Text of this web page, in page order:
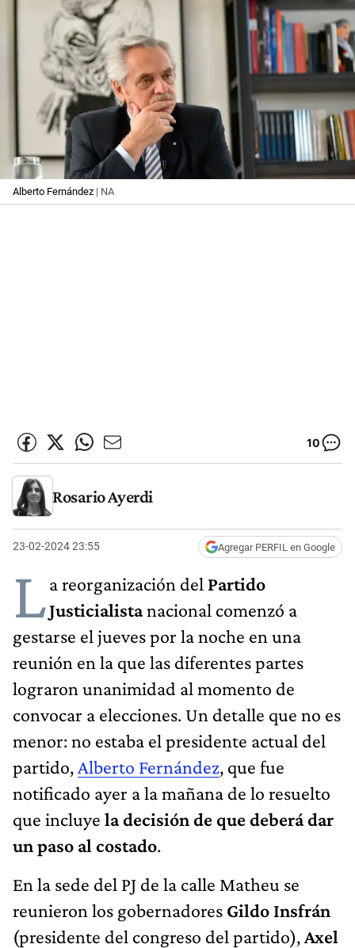
Alberto Fernández | NA
10
Rosario Ayerdi
23-02-2024 23:55 Agregar PERFIL en Google
La reorganización del Partido
Justicialistanacional comenzó a
gestarse el jueves por la noche en una
reunión en la que las diferentes partes
lograron unanimidad al momento de
convocar a elecciones. Un detalle que no es
menor: no estaba el presidente actual del
partido, Alberto Fernández, que fue
notificado ayer a la mañana de lo resuelto
que incluye la decisión de que deberá dar
un paso al costado.
En la sede del PJ de la calle Matheu se
reunieron los gobernadores Gildo Insfrán
(presidente del congreso del partido),Axel